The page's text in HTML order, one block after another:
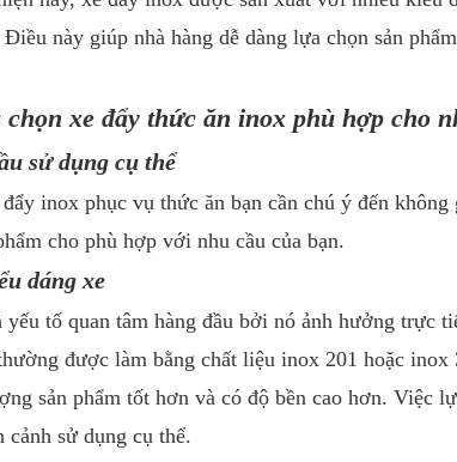
này giúp nhà hàng dễ dàng lựa chọn sản
xe đẩy thức ăn inox phù hợp cho
sử dụng cụ thể
inox phục vụ thức ăn bạn cần chú ý đến
cho phù hợp với nhu cầu của bạn.
dáng xe
tố quan tâm hàng đầu bởi nó ảnh hưởng trực
được làm bằng chất liệu inox 201 hoặc
sản phẩm tốt hơn và có độ bền cao hơn. Việc
cảnh sử dụng cụ thể.